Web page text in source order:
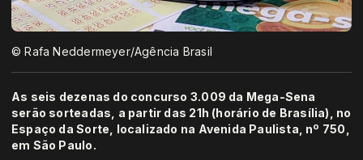
© Rafa Neddermeyer/Agência Brasil
As seis dezenas do concurso 3.009 da Mega-Sena
serão sorteadas, a partir das 21h (horário de Brasília), no
Espaço da Sorte, localizado na Avenida Paulista, nº 750,
em São Paulo.